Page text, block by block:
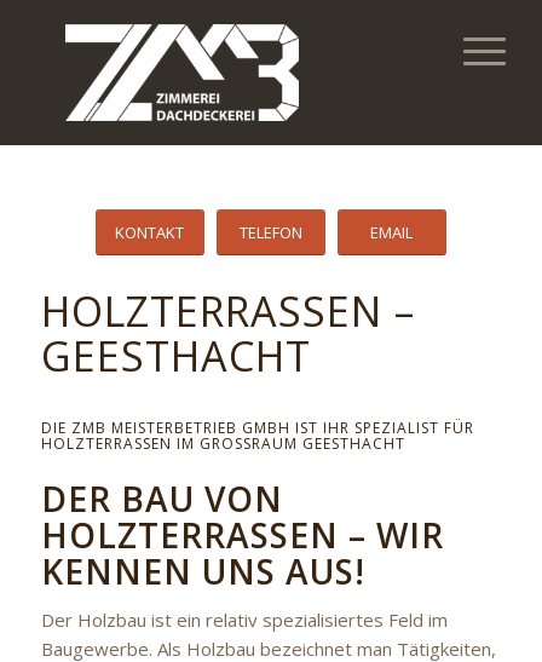
KONTAKT TELEFON EMAIL
HOLZTERRASSEN –
GEESTHACHT
DIE ZMB MEISTERBETRIEB GMBH IST IHR SPEZIALIST FÜR
HOLZTERRASSEN IM GROSSRAUM GEESTHACHT
DER BAU VON
HOLZTERRASSEN – WIR
KENNEN UNS AUS!
Der Holzbau ist ein relativ spezialisiertes Feld im
Baugewerbe. Als Holzbau bezeichnet man Tätigkeiten,